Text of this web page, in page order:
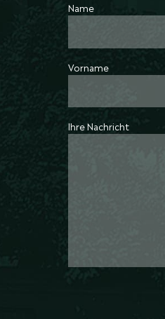
Name
Vorname
Ihre Nachricht